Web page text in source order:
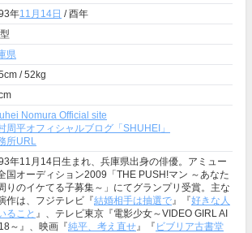
年11月14日 / 酉年
県
/ 52kg
Nomura Official site
周平オフィシャルブログ「SHUHEI」
所URL
年11月14日生まれ、兵庫県出身の俳優。アミュー
国オーディション2009「THE PUSH!マン ～あなた
りのイケてる子募集～」にてグランプリ受賞。主な
作は、フジテレビ『結婚相手は抽選で』『好きな人
ること 』、テレビ東京『電影少女～VIDEO GIRL AI
～』、映画『純平、考え直せ』『 ビブリア古書堂